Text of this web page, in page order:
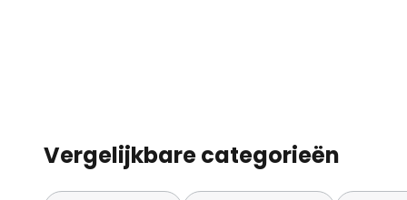
Vergelijkbare categorieën